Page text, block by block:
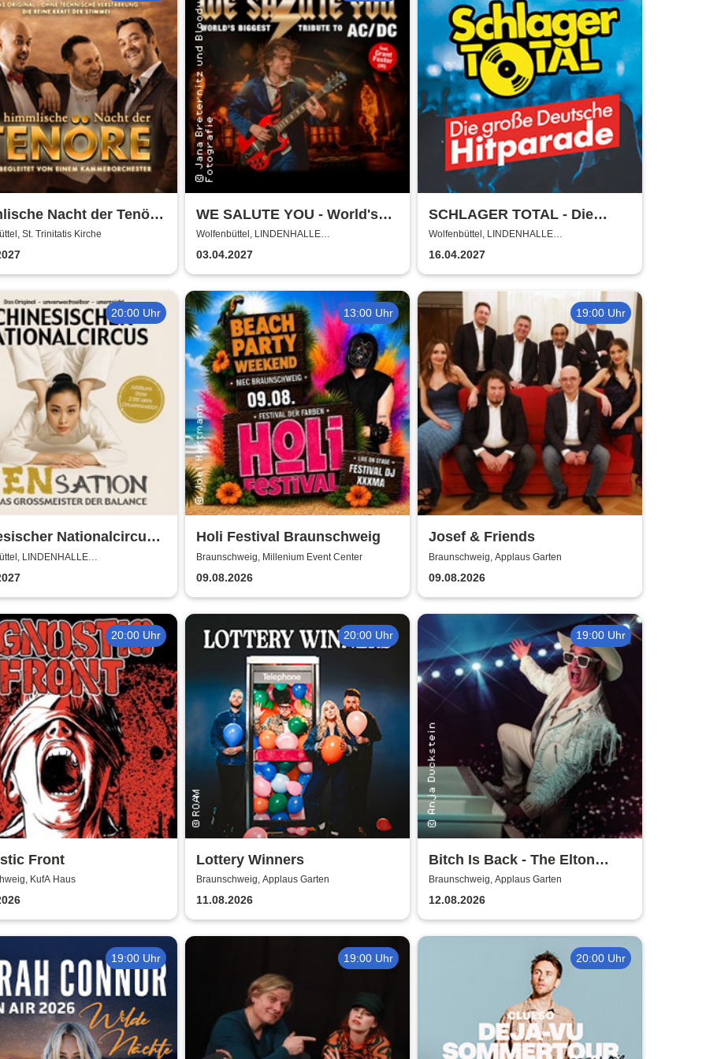
Nacht der Tenöre
- Live und ohne
Verstärkung
St. Trinitatis Kirche
WE SALUTE YOU - World's
biggest Tribute to AC/DC
Wolfenbüttel, LINDENHALLE
WOLFENBÜTTEL
03.04.2027
SCHLAGER TOTAL - Die
große deutsche Hitparade
Wolfenbüttel, LINDENHALLE
WOLFENBÜTTEL
16.04.2027
20:00 Uhr
Nationalcircus -
- Chinas
der Balance
LINDENHALLE
13:00 Uhr
Holi Festival Braunschweig
Braunschweig, Millenium Event Center
09.08.2026
19:00 Uhr
Josef & Friends
Braunschweig, Applaus Garten
09.08.2026
20:00 Uhr
Front
KufA Haus
20:00 Uhr
Lottery Winners
Braunschweig, Applaus Garten
11.08.2026
19:00 Uhr
Bitch Is Back - The Elton
John Show
Braunschweig, Applaus Garten
12.08.2026
19:00 Uhr 19:00 Uhr 20:00 Uhr